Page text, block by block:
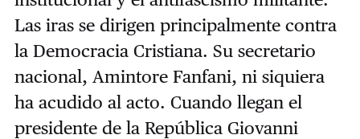
Las iras se dirigen principalmente contra
la Democracia Cristiana. Su secretario
nacional, Amintore Fanfani, ni siquiera
ha acudido al acto. Cuando llegan el
presidente de la República Giovanni